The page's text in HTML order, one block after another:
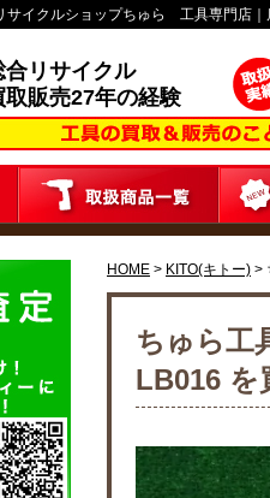
サイクルショップちゅら 工具専門店｜
合リサイクル
取販売27年の経験
HOME > KITO(キトー) >
ちゅら工
LB016 を